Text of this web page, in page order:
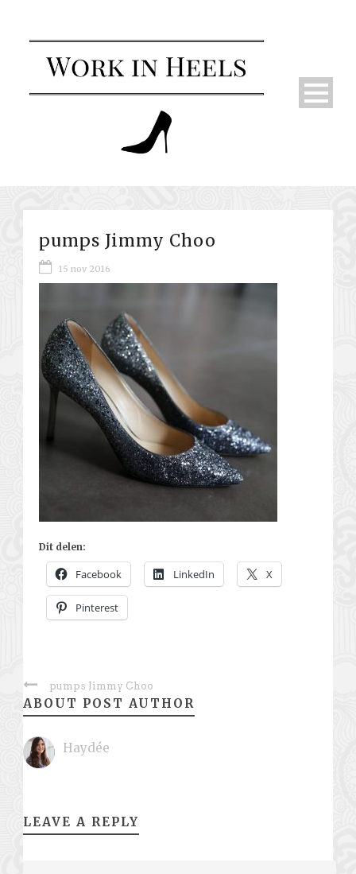
pumps Jimmy Choo
15 nov 2016
Dit delen:
Facebook LinkedIn X
Pinterest
pumps Jimmy Choo
ABOUT POST AUTHOR
Haydée
LEAVE A REPLY